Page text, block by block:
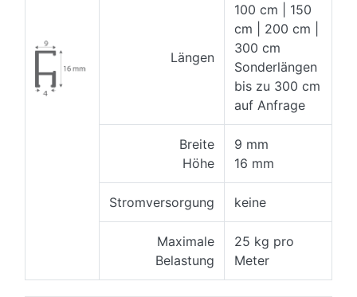
Längen
100 cm | 150
cm | 200 cm |
300 cm
Sonderlängen
bis zu 300 cm
auf Anfrage
Breite
Höhe
9 mm
16 mm
Stromversorgung keine
Maximale
Belastung
25 kg pro
Meter